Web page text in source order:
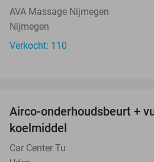
AVA Massage Nijmegen
Nijmegen
Verkocht: 110
Airco-onderhoudsbeurt +
koelmiddel
Car Center Tu